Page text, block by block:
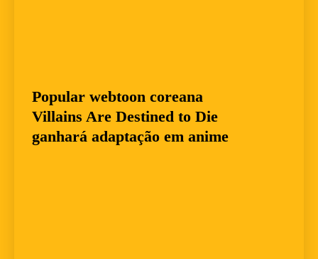
Popular webtoon coreana
Villains Are Destined to Die
ganhará adaptação em anime